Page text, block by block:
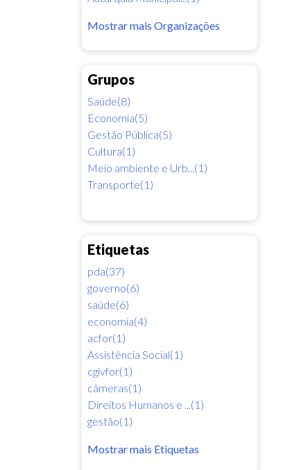
Mostrar mais Organizações
Grupos
Saúde(8)
Economia(5)
Gestão Pública(5)
Cultura(1)
Meio ambiente e Urb...(1)
Transporte(1)
Etiquetas
pda(37)
governo(6)
saúde(6)
economia(4)
acfor(1)
Assistência Social(1)
cgivfor(1)
câmeras(1)
Direitos Humanos e ...(1)
gestão(1)
Mostrar mais Etiquetas